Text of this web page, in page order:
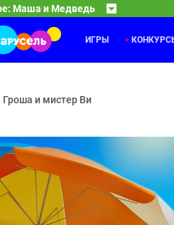
Маша и Медведь
— Колесо дружбы — Два
— Кто тут самый-самый? —
ИГРЫ
и мистер Ви